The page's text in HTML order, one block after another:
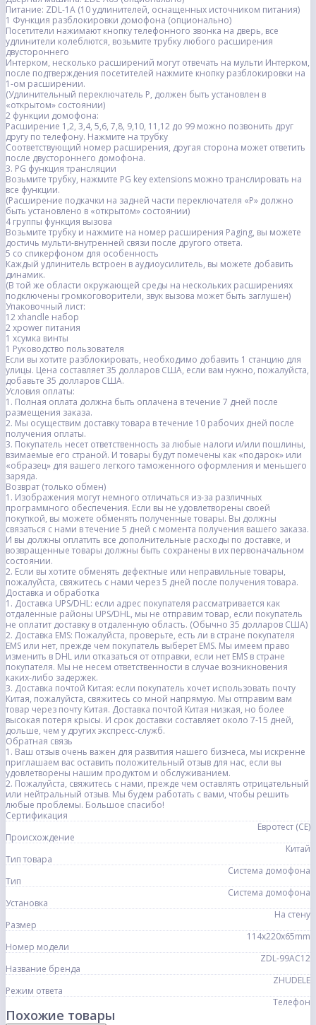
Питание: ZDL-1A (10 удлинителей, оснащенных источником питания)
1 Функция разблокировки домофона (опционально)
Посетители нажимают кнопку телефонного звонка на дверь, все
удлинители колеблются, возьмите трубку любого расширения
двустороннего
Интерком, несколько расширений могут отвечать на мульти Интерком,
после подтверждения посетителей нажмите кнопку разблокировки на
1-ом расширении.
(Удлинительный переключатель P, должен быть установлен в
«открытом» состоянии)
2 функции домофона:
Расширение 1,2, 3,4, 5,6, 7,8, 9,10, 11,12 до 99 можно позвонить друг
другу по телефону. Нажмите на трубку
Соответствующий номер расширения, другая сторона может ответить
после двустороннего домофона.
3. PG функция трансляции
Возьмите трубку, нажмите PG key extensions можно транслировать на
все функции.
(Расширение подкачки на задней части переключателя «P» должно
быть установлено в «открытом» состоянии)
4 группы функция вызова
Возьмите трубку и нажмите на номер расширения Paging, вы можете
достичь мульти-внутренней связи после другого ответа.
5 со спикерфоном для особенность
Каждый удлинитель встроен в аудиоусилитель, вы можете добавить
динамик.
(В той же области окружающей среды на нескольких расширениях
подключены громкоговорители, звук вызова может быть заглушен)
Упаковочный лист:
12 xhandle набор
2 xpower питания
1 хсумка винты
1 Руководство пользователя
Если вы хотите разблокировать, необходимо добавить 1 станцию для
улицы. Цена составляет 35 долларов США, если вам нужно, пожалуйста,
добавьте 35 долларов США.
Условия оплаты:
1. Полная оплата должна быть оплачена в течение 7 дней после
размещения заказа.
2. Мы осуществим доставку товара в течение 10 рабочих дней после
получения оплаты.
3. Покупатель несет ответственность за любые налоги и/или пошлины,
взимаемые его страной. И товары будут помечены как «подарок» или
«образец» для вашего легкого таможенного оформления и меньшего
заряда.
Возврат (только обмен)
1. Изображения могут немного отличаться из-за различных
программного обеспечения. Если вы не удовлетворены своей
покупкой, вы можете обменять полученные товары. Вы должны
связаться с нами в течение 5 дней с момента получения вашего заказа.
И вы должны оплатить все дополнительные расходы по доставке, и
возвращенные товары должны быть сохранены в их первоначальном
состоянии.
2. Если вы хотите обменять дефектные или неправильные товары,
пожалуйста, свяжитесь с нами через 5 дней после получения товара.
Доставка и обработка
1. Доставка UPS/DHL: если адрес покупателя рассматривается как
отдаленные районы UPS/DHL, мы не отправим товар, если покупатель
не оплатит доставку в отдаленную область. (Обычно 35 долларов США)
2. Доставка EMS: Пожалуйста, проверьте, есть ли в стране покупателя
EMS или нет, прежде чем покупатель выберет EMS. Мы имеем право
изменить в DHL или отказаться от отправки, если нет EMS в стране
покупателя. Мы не несем ответственности в случае возникновения
каких-либо задержек.
3. Доставка почтой Китая: если покупатель хочет использовать почту
Китая, пожалуйста, свяжитесь со мной напрямую. Мы отправим вам
товар через почту Китая. Доставка почтой Китая низкая, но более
высокая потеря крысы. И срок доставки составляет около 7-15 дней,
дольше, чем у других экспресс-служб.
Обратная связь
1. Ваш отзыв очень важен для развития нашего бизнеса, мы искренне
приглашаем вас оставить положительный отзыв для нас, если вы
удовлетворены нашим продуктом и обслуживанием.
2. Пожалуйста, свяжитесь с нами, прежде чем оставлять отрицательный
или нейтральный отзыв. Мы будем работать с вами, чтобы решить
любые проблемы. Большое спасибо!
Сертификация
Евротест (СЕ)
Происхождение
Китай
Тип товара
Система домофона
Тип
Система домофона
Установка
На стену
Размер
114x220x65mm
Номер модели
ZDL-99AC12
Название бренда
ZHUDELE
Режим ответа
Телефон
Похожие товары